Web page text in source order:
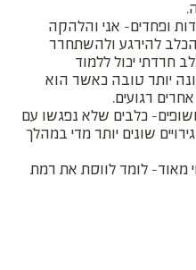
ופחדים- אני והלהקה
להירגע ולהשתחרר
חרדתי יכול ללמוד
יותר טובה כאשר הוא
רגועים.
כלבים שלא נפגשו עם
שונים יותר מדי במהלך
מאוד- לומד לווסת את רמת